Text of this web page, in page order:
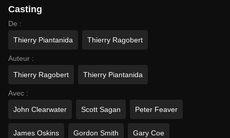
Casting
De :
Thierry Piantanida
Thierry Ragobert
Auteur :
Thierry Ragobert
Thierry Piantanida
Avec :
John Clearwater
Scott Sagan Peter Feaver
James Oskins Gordon Smith Gary Coe